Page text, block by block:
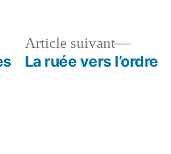
Article suivant
La ruée vers l’ordre